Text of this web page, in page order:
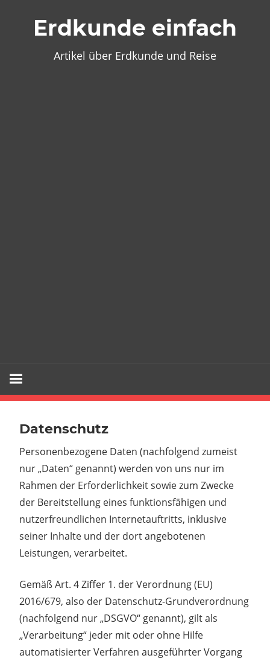
Erdkunde einfach
Artikel über Erdkunde und Reise
Datenschutz
Personenbezogene Daten (nachfolgend zumeist
nur „Daten“ genannt) werden von uns nur im
Rahmen der Erforderlichkeit sowie zum Zwecke
der Bereitstellung eines funktionsfähigen und
nutzerfreundlichen Internetauftritts, inklusive
seiner Inhalte und der dort angebotenen
Leistungen, verarbeitet.
Gemäß Art. 4 Ziffer 1. der Verordnung (EU)
2016/679, also der Datenschutz-Grundverordnung
(nachfolgend nur „DSGVO“ genannt), gilt als
„Verarbeitung“ jeder mit oder ohne Hilfe
automatisierter Verfahren ausgeführter Vorgang